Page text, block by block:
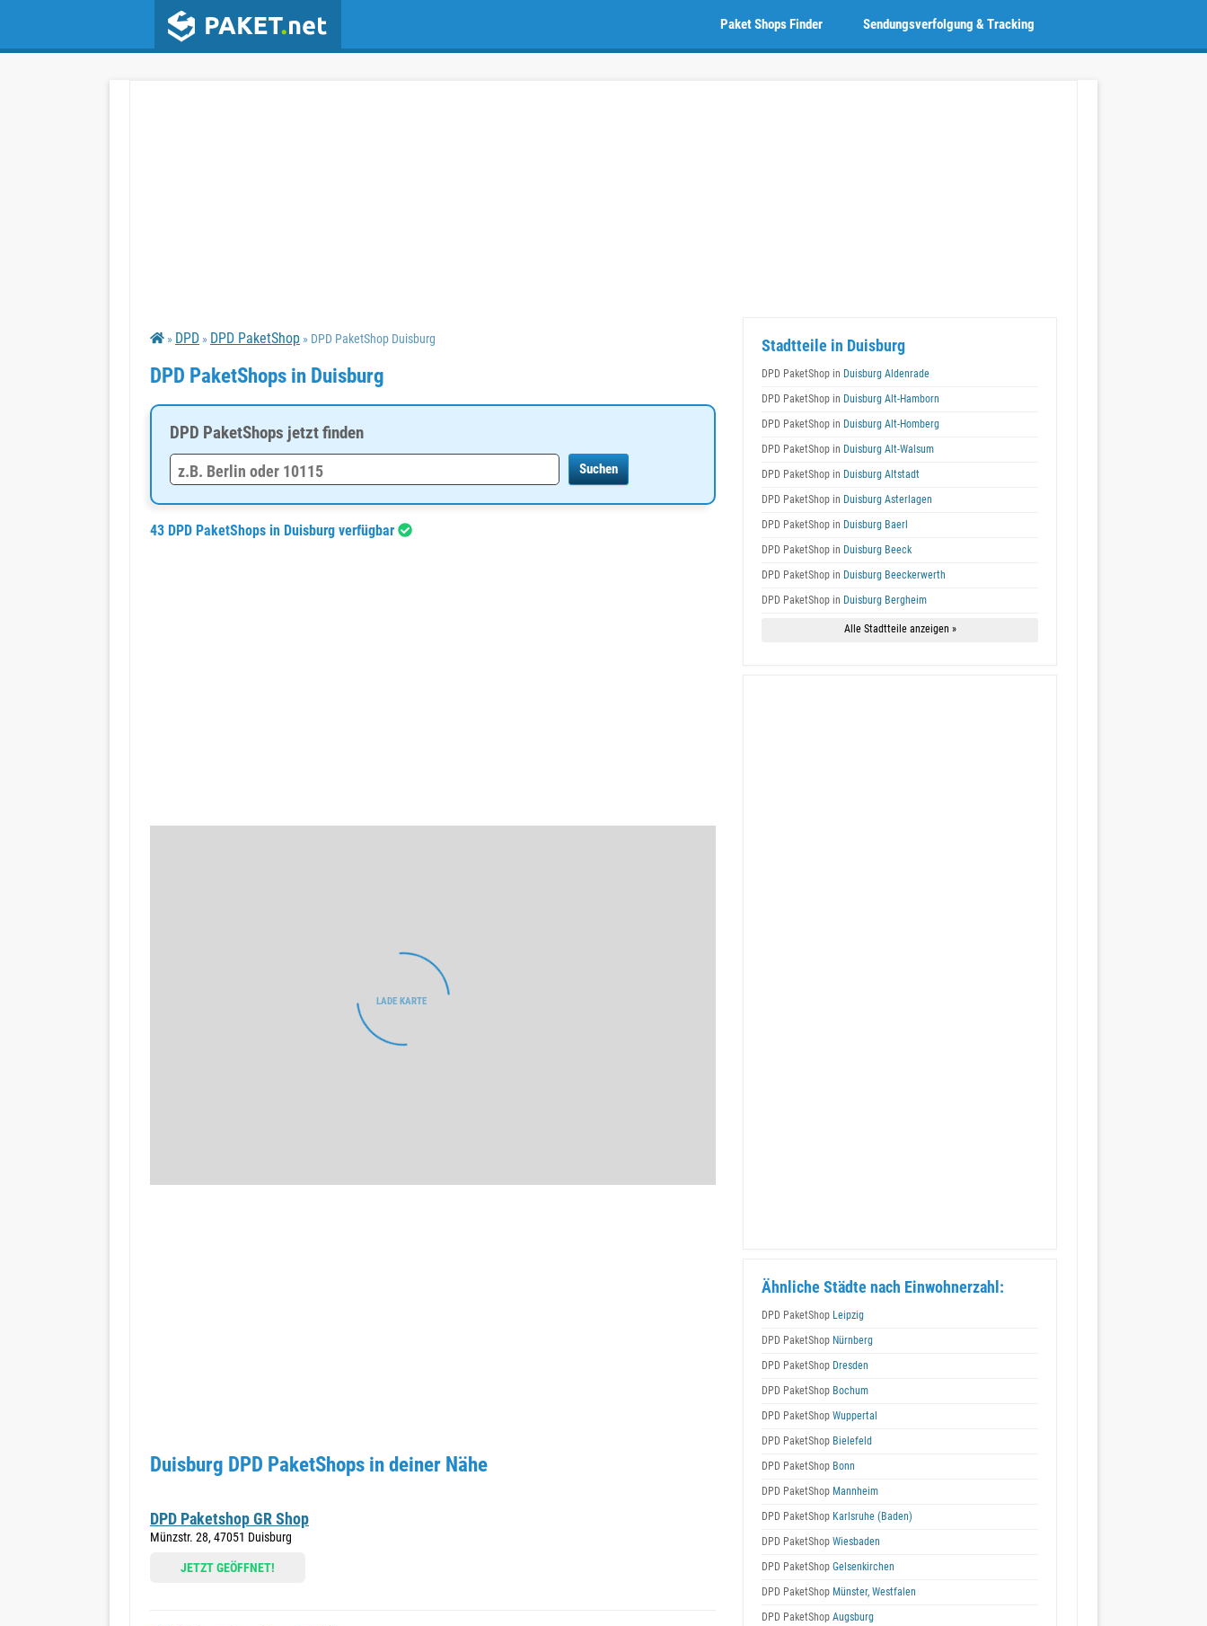
Sendungsverfolgung & Tracking
Paket Shops Finder
» DPD » DPD PaketShop » DPD PaketShop Duisburg
DPD PaketShops in Duisburg
DPD PaketShops jetzt finden
43 DPD PaketShops in Duisburg verfügbar
Duisburg DPD PaketShops in deiner Nähe
DPD Paketshop GR Shop
Münzstr. 28, 47051 Duisburg
JETZT GEÖFFNET!
Stadtteile in Duisburg
DPD PaketShop in Duisburg Aldenrade
DPD PaketShop in Duisburg Alt-Hamborn
DPD PaketShop in Duisburg Alt-Homberg
DPD PaketShop in Duisburg Alt-Walsum
DPD PaketShop in Duisburg Altstadt
DPD PaketShop in Duisburg Asterlagen
DPD PaketShop in Duisburg Baerl
DPD PaketShop in Duisburg Beeck
DPD PaketShop in Duisburg Beeckerwerth
DPD PaketShop in Duisburg Bergheim
Alle Stadtteile anzeigen »
Ähnliche Städte nach Einwohnerzahl:
DPD PaketShop Leipzig
DPD PaketShop Nürnberg
DPD PaketShop Dresden
DPD PaketShop Bochum
DPD PaketShop Wuppertal
DPD PaketShop Bielefeld
DPD PaketShop Bonn
DPD PaketShop Mannheim
DPD PaketShop Karlsruhe (Baden)
DPD PaketShop Wiesbaden
DPD PaketShop Gelsenkirchen
DPD PaketShop Münster, Westfalen
DPD PaketShop Augsburg